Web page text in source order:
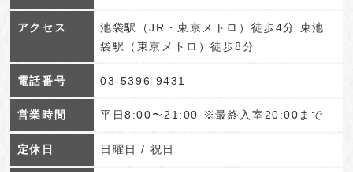
アクセス
池袋駅（JR・東京メトロ）徒歩4分 東池
袋駅（東京メトロ）徒歩8分
電話番号 03-5396-9431
営業時間 平日8:00〜21:00 ※最終入室20:00まで
定休日 日曜日 / 祝日